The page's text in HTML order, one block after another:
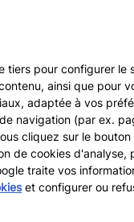
tiers pour configurer le
ainsi que pour
adaptée à vos
navigation (par ex.
cliquez sur le
de cookies d'analyse,
traite vos
et configurer ou